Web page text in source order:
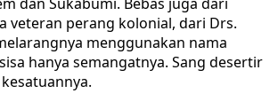
veteran perang kolonial, dari Drs.
menggunakan nama
hanya semangatnya. Sang desertir